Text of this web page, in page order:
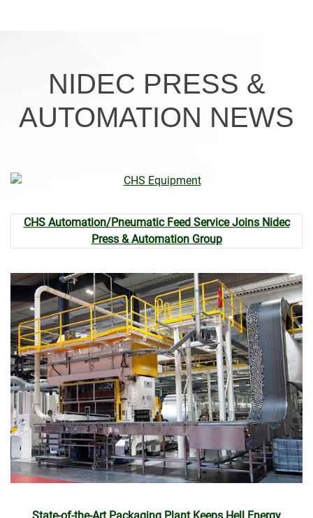
NIDEC PRESS &
AUTOMATION NEWS
CHS Automation/Pneumatic Feed Service Joins Nidec
Press & Automation Group